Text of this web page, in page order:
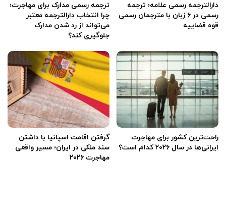
دارالترجمه رسمی علامه؛ ترجمه
رسمی در ۶ زبان با مترجمان رسمی
قوه قضاییه
ترجمه رسمی مدارک برای مهاجرت؛
چرا انتخاب دارالترجمه معتبر
می‌تواند از رد شدن مدارک
جلوگیری کند؟
راحت‌ترین کشور برای مهاجرت
ایرانی‌ها در سال ۲۰۲۶ کدام است؟
گرفتن اقامت اسپانیا با داشتن
سند ملکی در ایران؛ مسیر واقعی
مهاجرت ۲۰۲۶